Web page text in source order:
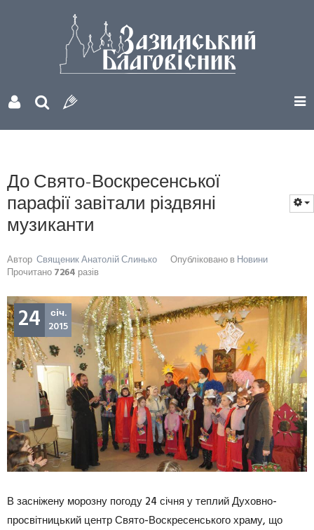
До Свято-Воскресенської
парафії завітали різдвяні
музиканти
Автор Священик Анатолій Слинько Опубліковано вНовини
Прочитано7264 разів
24
січ.
2015
В засніжену морозну погоду 24 січня у теплий Духовно-
просвітницький центр Свято-Воскресенського храму, що